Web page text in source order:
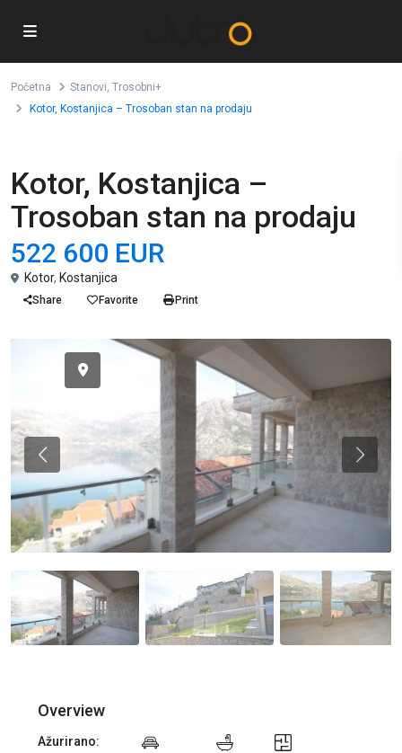
Početna Stanovi, Trosobni+
Kotor, Kostanjica – Trosoban stan na prodaju
Kotor, Kostanjica –
Trosoban stan na prodaju
522 600 EUR
Kotor, Kostanjica
Share Favorite Print
Previous
Overview
Ažurirano: